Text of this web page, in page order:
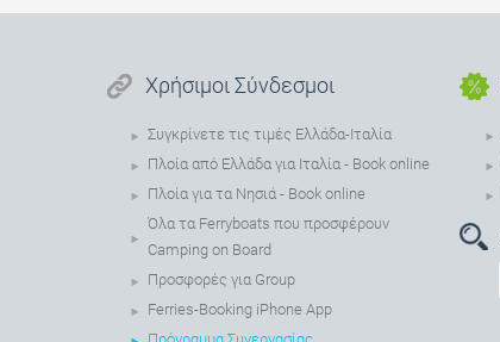
Χρήσιμοι Σύνδεσμοι
Συγκρίνετε τις τιμές Ελλάδα-Ιταλία
Πλοία από Ελλάδα για Ιταλία - Book online
Πλοία για τα Νησιά - Book online
Όλα τα Ferryboats που προσφέρουν
Camping on Board
Προσφορές για Group
Ferries-Booking iPhone App